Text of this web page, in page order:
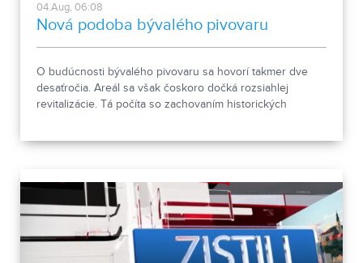
04.Aug, 06:08
Nová podoba bývalého pivovaru
O budúcnosti bývalého pivovaru sa hovorí takmer dve
desaťročia. Areál sa však čoskoro dočká rozsiahlej
revitalizácie. Tá počíta so zachovaním historických